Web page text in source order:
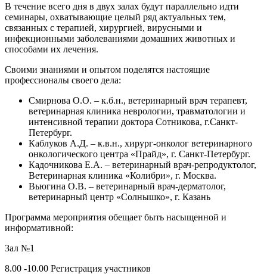
В течение всего дня в двух залах будут параллельно идти
семинары, охватывающие целый ряд актуальных тем,
связанных с терапией, хирургией, вирусными и
инфекционными заболеваниями домашних животных и
способами их лечения.
Своими знаниями и опытом поделятся настоящие
профессионалы своего дела:
Смирнова О.О. – к.б.н., ветеринарный врач терапевт,
ветеринарная клиника неврологии, травматологии и
интенсивной терапии доктора Сотникова, г.Санкт-
Петербург.
Каблуков А.Д. – к.в.н., хирург-онколог ветеринарного
онкологического центра «Прайд», г. Санкт-Петербург.
Кадочникова Е.А. – ветеринарный врач-репродуктолог,
Ветеринарная клиника «Колибри», г. Москва.
Вьюгина О.В. – ветеринарный врач-дерматолог,
ветеринарный центр «Солнышко», г. Казань
Программа мероприятия обещает быть насыщенной и
информативной:
Зал №1
8.00 -10.00 Регистрация участников